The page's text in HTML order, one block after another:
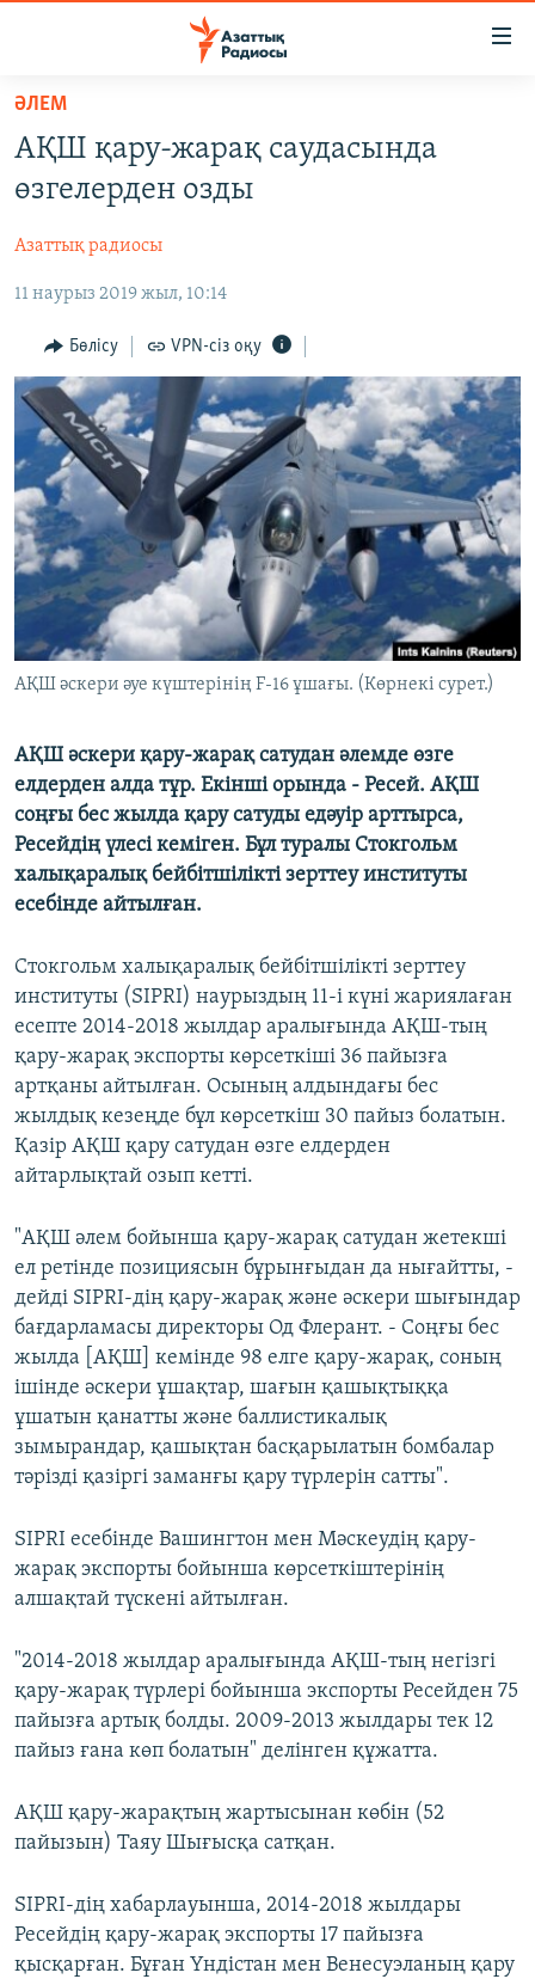
Skip
main
content
to
Navigation
Search
САЯСАТ
AZATTYQTV
ҚАҢТАР ОҚИҒАСЫ
АДАМ ҚҰҚЫҚТАРЫ
ӘЛЕУМЕТ
ӘЛЕМ
АРНАЙЫ ЖОБАЛАР
Русский
ЖАЗЫЛЫҢЫЗ
Басқа тілдерде
ӘЛЕМ
АҚШ қару-жарақ саудасында
өзгелерден озды
Азаттық радиосы
11 наурыз 2019 жыл, 10:14
Бөлісу VPN-сіз оқу
АҚШ әскери әуе күштерінің F-16 ұшағы. (Көрнекі сурет.)
АҚШ әскери қару-жарақ сатудан әлемде өзге
елдерден алда тұр. Екінші орында - Ресей. АҚШ
соңғы бес жылда қару сатуды едәуір арттырса,
Ресейдің үлесі кеміген. Бұл туралы Стокгольм
халықаралық бейбітшілікті зерттеу институты
есебінде айтылған.
Стокгольм халықаралық бейбітшілікті зерттеу
институты (SIPRI) наурыздың 11-і күні жариялаған
есепте 2014-2018 жылдар аралығында АҚШ-тың
қару-жарақ экспорты көрсеткіші 36 пайызға
артқаны айтылған. Осының алдындағы бес
жылдық кезеңде бұл көрсеткіш 30 пайыз болатын.
Қазір АҚШ қару сатудан өзге елдерден
айтарлықтай озып кетті.
"АҚШ әлем бойынша қару-жарақ сатудан жетекші
ел ретінде позициясын бұрынғыдан да нығайтты, -
дейді SIPRI-дің қару-жарақ және әскери шығындар
бағдарламасы директоры Од Флерант. - Соңғы бес
жылда [АҚШ] кемінде 98 елге қару-жарақ, соның
ішінде әскери ұшақтар, шағын қашықтыққа
ұшатын қанатты және баллистикалық
зымырандар, қашықтан басқарылатын бомбалар
тәрізді қазіргі заманғы қару түрлерін сатты".
SIPRI есебінде Вашингтон мен Мәскеудің қару-
жарақ экспорты бойынша көрсеткіштерінің
алшақтай түскені айтылған.
"2014-2018 жылдар аралығында АҚШ-тың негізгі
қару-жарақ түрлері бойынша экспорты Ресейден 75
пайызға артық болды. 2009-2013 жылдары тек 12
пайыз ғана көп болатын" делінген құжатта.
АҚШ қару-жарақтың жартысынан көбін (52
пайызын) Таяу Шығысқа сатқан.
SIPRI-дің хабарлауынша, 2014-2018 жылдары
Ресейдің қару-жарақ экспорты 17 пайызға
қысқарған. Бұған Үндістан мен Венесуэланың қару